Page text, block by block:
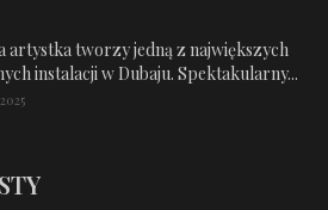
artystka tworzy jedną z największych
instalacji w Dubaju. Spektakularny...